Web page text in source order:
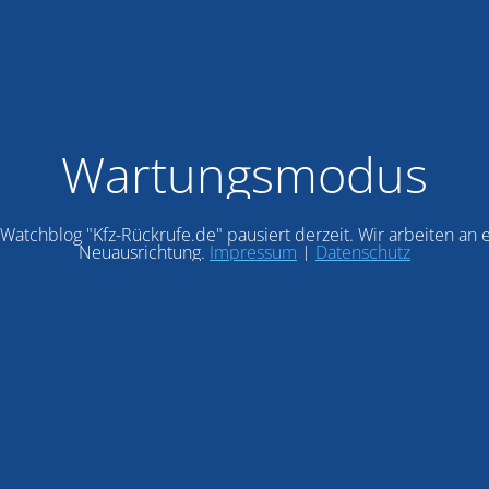
Wartungsmodus
"Kfz-Rückrufe.de" pausiert derzeit. Wir arbeiten an
Neuausrichtung. Impressum | Datenschutz